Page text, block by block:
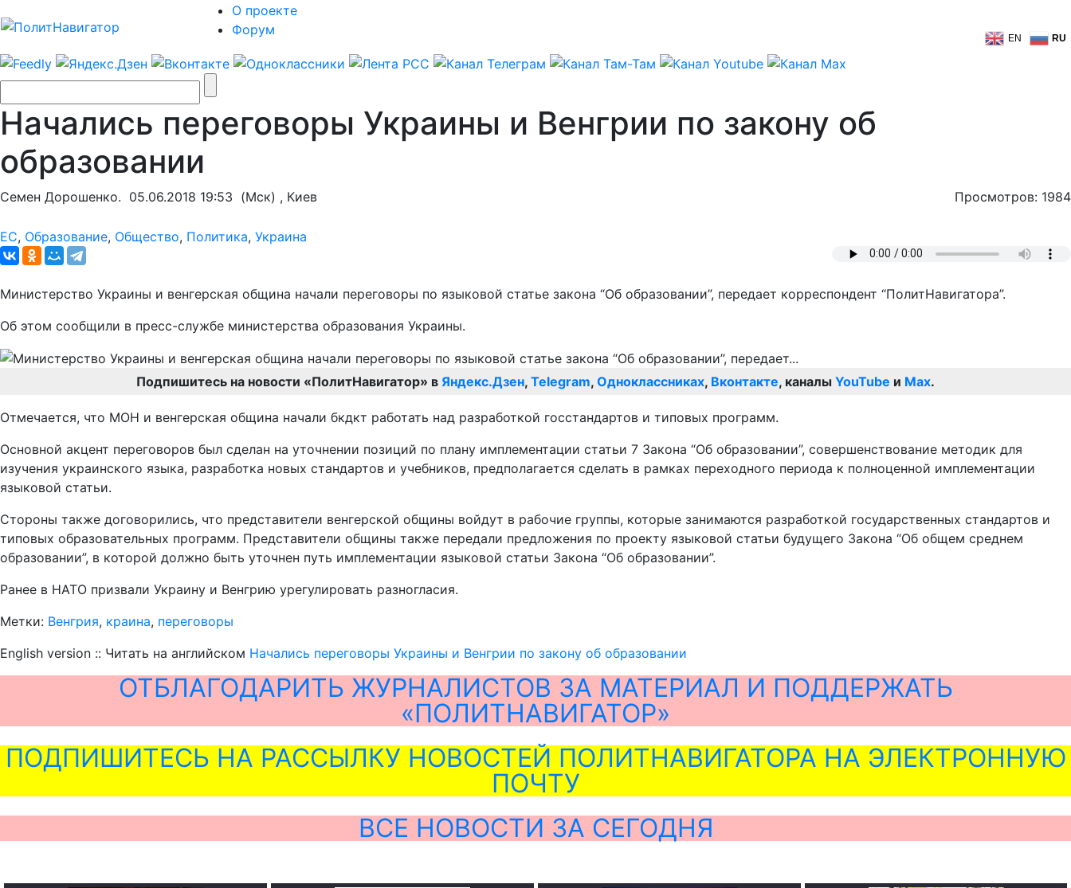
О проекте
Форум
EN RU
Начались переговоры Украины и Венгрии по закону об
образовании
Семен Дорошенко. 05.06.2018 19:53 (Мск) , Киев Просмотров: 1984
ЕС, Образование, Общество, Политика, Украина
Министерство Украины и венгерская община начали переговоры по языковой статье закона “Об образовании”, передает корреспондент “ПолитНавигатора”.
Об этом сообщили в пресс-службе министерства образования Украины.
Подпишитесь на новости «ПолитНавигатор» в Яндекс.Дзен, Telegram, Одноклассниках, Вконтакте, каналы YouTube и Max.
Отмечается, что МОН и венгерская община начали бкдкт работать над разработкой госстандартов и типовых программ.
Основной акцент переговоров был сделан на уточнении позиций по плану имплементации статьи 7 Закона “Об образовании”, совершенствование методик для
изучения украинского языка, разработка новых стандартов и учебников, предполагается сделать в рамках переходного периода к полноценной имплементации
языковой статьи.
Стороны также договорились, что представители венгерской общины войдут в рабочие группы, которые занимаются разработкой государственных стандартов и
типовых образовательных программ. Представители общины также передали предложения по проекту языковой статьи будущего Закона “Об общем среднем
образовании”, в которой должно быть уточнен путь имплементации языковой статьи Закона “Об образовании”.
Ранее в НАТО призвали Украину и Венгрию урегулировать разногласия.
Метки: Венгрия, краина, переговоры
English version :: Читать на английском Начались переговоры Украины и Венгрии по закону об образовании
ОТБЛАГОДАРИТЬ ЖУРНАЛИСТОВ ЗА МАТЕРИАЛ И ПОДДЕРЖАТЬ
«ПОЛИТНАВИГАТОР»
ПОДПИШИТЕСЬ НА РАССЫЛКУ НОВОСТЕЙ ПОЛИТНАВИГАТОРА НА ЭЛЕКТРОННУЮ
ПОЧТУ
ВСЕ НОВОСТИ ЗА СЕГОДНЯ